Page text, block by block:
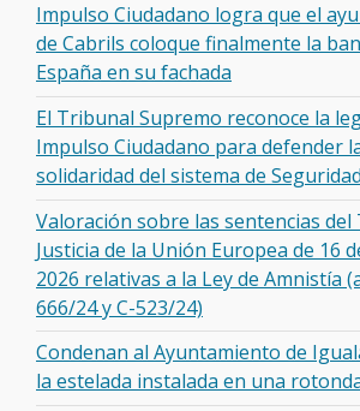
Impulso Ciudadano logra que el
de Cabrils coloque finalmente la
España en su fachada
El Tribunal Supremo reconoce la
Impulso Ciudadano para defender
solidaridad del sistema de
Valoración sobre las sentencias del
Justicia de la Unión Europea de 16
2026 relativas a la Ley de Amnistía
666/24 y C-523/24)
Condenan al Ayuntamiento de
la estelada instalada en una